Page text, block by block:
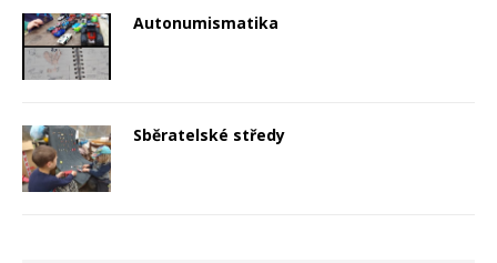
Autonumismatika
Sběratelské středy